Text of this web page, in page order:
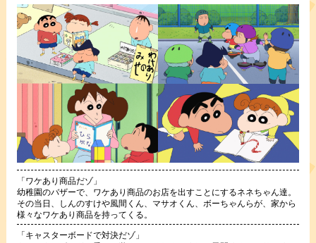
「ワケあり商品だゾ」
幼稚園のバザーで、ワケあり商品のお店を出すことにするネネちゃん達。
その当日、しんのすけや風間くん、マサオくん、ボーちゃんらが、家から
様々なワケあり商品を持ってくる。
「キャスターボードで対決だゾ」